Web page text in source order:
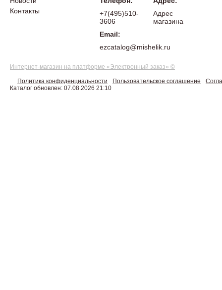
Контакты
+7(495)510-
3606
Email:
ezcatalog@mishelik.ru
Адрес
магазина
Интернет-магазин на платформе «Электронный заказ» ©
Политика конфиденциальности Пользовательское соглашение
Каталог обновлен: 07.08.2026 21:10